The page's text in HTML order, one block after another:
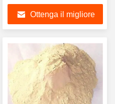
sacchetto
Ottenga il migliore